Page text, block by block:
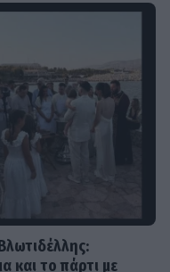
και το πάρτι με